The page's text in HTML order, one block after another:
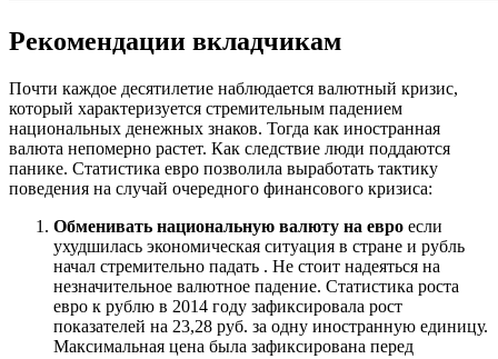
Рекомендации вкладчикам
Почти каждое десятилетие наблюдается валютный кризис,
который характеризуется стремительным падением
национальных денежных знаков. Тогда как иностранная
валюта непомерно растет. Как следствие люди поддаются
панике. Статистика евро позволила выработать тактику
поведения на случай очередного финансового кризиса:
Обменивать национальную валюту на евро если
ухудшилась экономическая ситуация в стране и рубль
начал стремительно падать . Не стоит надеяться на
незначительное валютное падение. Статистика роста
евро к рублю в 2014 году зафиксировала рост
показателей на 23,28 руб. за одну иностранную единицу.
Максимальная цена была зафиксирована перед